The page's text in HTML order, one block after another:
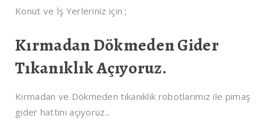
Konut ve İş Yerleriniz için ;
Kırmadan Dökmeden Gider
Tıkanıklık Açıyoruz.
Kırmadan ve Dökmeden tıkanıklık robotlarımız ile pimaş
gider hattını açıyoruz..